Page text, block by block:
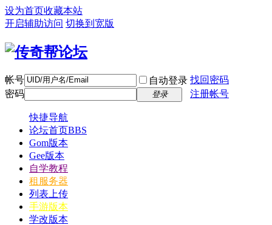
设为首页收藏本站
开启辅助访问 切换到宽版
帐号 自动登录 找回密码
密码
登录 注册帐号
快捷导航
论坛首页BBS
Gom版本
Gee版本
自学教程
租服务器
列表上传
手游版本
学改版本